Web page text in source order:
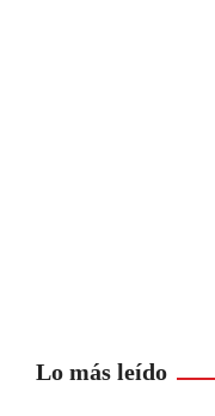
Lo más leído